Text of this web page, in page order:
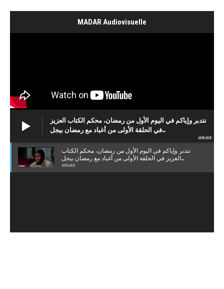
MADAR Audiovisuelle
نتدبر وإياكم في اليوم الأول من رمضان، محكم الكتاب العزيز
في الحلقة الأولى من أغباد مع رمضان بيجل..
09:03
نتدبر وإياكم في اليوم الأول من رمضان، محكم الكتاب
العزيز في الحلقة الأولى من أغباد مع رمضان بيجل..
09:03